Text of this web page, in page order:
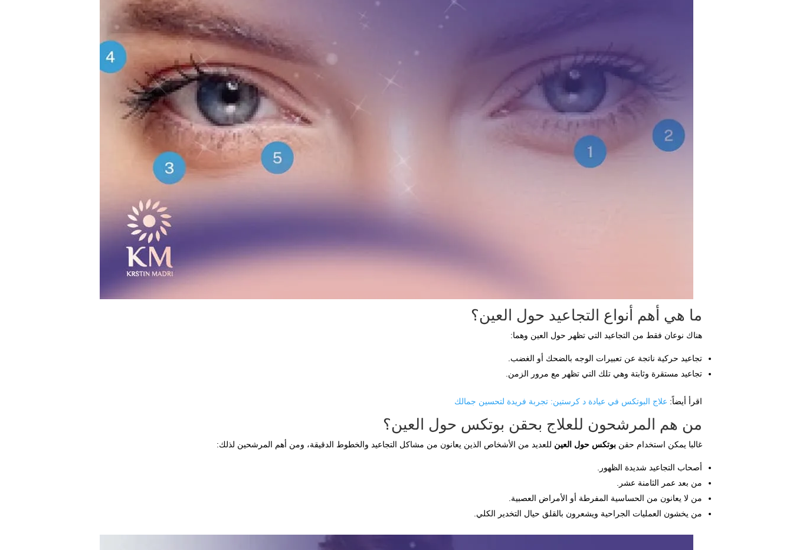
ما هي أهم أنواع التجاعيد حول العين؟
هناك نوعان فقط من التجاعيد التي تظهر حول العين وهما:
تجاعيد حركية ناتجة عن تعبيرات الوجه بالضحك أو الغضب.
تجاعيد مستقرة وثابتة وهي تلك التي تظهر مع مرور الزمن.
اقرأ أيضاً: علاج البوتكس في عيادة د كرستين: تجربة فريدة لتحسين جمالك
من هم المرشحون للعلاج بحقن بوتكس حول العين؟
غالبا يمكن استخدام حقنبوتكس حول العين للعديد من الأشخاص الذين يعانون من مشاكل التجاعيد والخطوط الدقيقة، ومن أهم المرشحين لذلك:
أصحاب التجاعيد شديدة الظهور.
من بعد عمر الثامنة عشر.
من لا يعانون من الحساسية المفرطة أو الأمراض العصبية.
من يخشون العمليات الجراحية ويشعرون بالقلق حيال التخدير الكلي.